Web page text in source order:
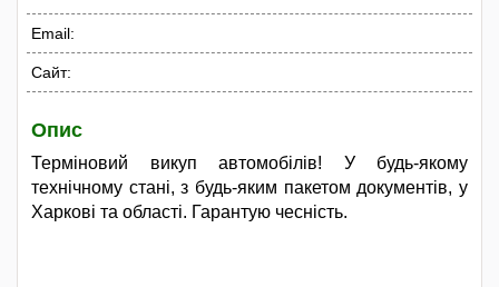
Email:
Сайт:
Опис
Терміновий викуп автомобілів! У будь-якому
технічному стані, з будь-яким пакетом документів, у
Харкові та області. Гарантую чесність.